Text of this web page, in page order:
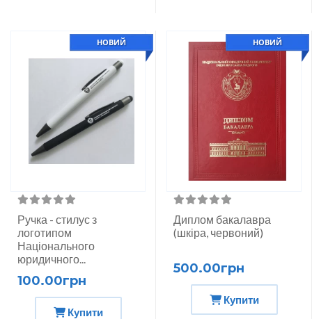
Ручка - стилус з
логотипом
Національного
юридичного...
НОВИЙ
100.00грн
Купити
Диплом бакалавра
(шкіра, червоний)
НОВИЙ
500.00грн
Купити